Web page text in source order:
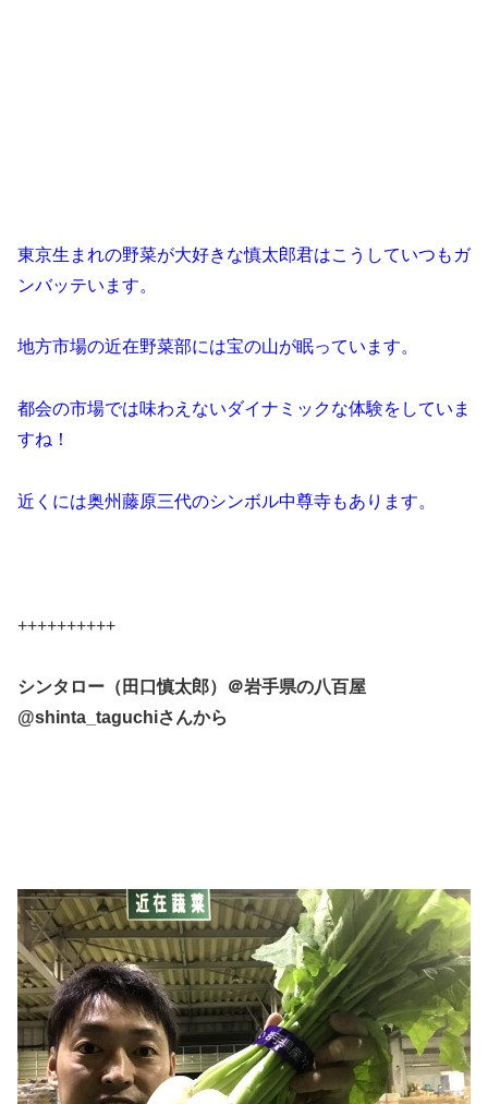
東京生まれの野菜が大好きな慎太郎君はこうしていつもガ
ンバッテいます。
地方市場の近在野菜部には宝の山が眠っています。
都会の市場では味わえないダイナミックな体験をしていま
すね！
近くには奥州藤原三代のシンボル中尊寺もあります。
++++++++++
シンタロー（田口慎太郎）＠岩手県の八百屋‏
@shinta_taguchiさんから